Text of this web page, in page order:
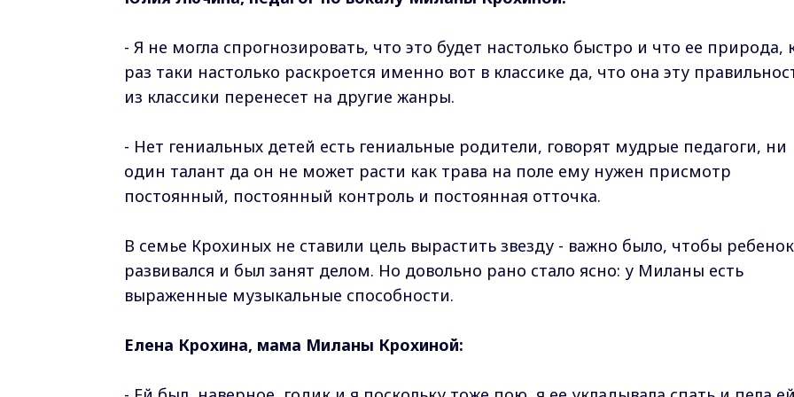
- Я не могла спрогнозировать, что это будет настолько быстро и что ее природа,
раз таки настолько раскроется именно вот в классике да, что она эту
из классики перенесет на другие жанры.
- Нет гениальных детей есть гениальные родители, говорят мудрые педагоги, ни
один талант да он не может расти как трава на поле ему нужен присмотр
постоянный, постоянный контроль и постоянная отточка.
В семье Крохиных не ставили цель вырастить звезду - важно было, чтобы ребенок
развивался и был занят делом. Но довольно рано стало ясно: у Миланы есть
выраженные музыкальные способности.
Елена Крохина, мама Миланы Крохиной: